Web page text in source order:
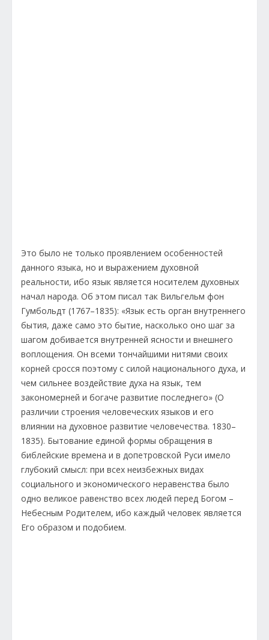
Это было не только проявлением особенностей
данного языка, но и выражением духовной
реальности, ибо язык является носителем духовных
начал народа. Об этом писал так Вильгельм фон
Гумбольдт (1767–1835): «Язык есть орган внутреннего
бытия, даже само это бытие, насколько оно шаг за
шагом добивается внутренней ясности и внешнего
воплощения. Он всеми тончайшими нитями своих
корней сросся поэтому с силой национального духа, и
чем сильнее воздействие духа на язык, тем
закономерней и богаче развитие последнего» (О
различии строения человеческих языков и его
влиянии на духовное развитие человечества. 1830–
1835). Бытование единой формы обращения в
библейские времена и в допетровской Руси имело
глубокий смысл: при всех неизбежных видах
социального и экономического неравенства было
одно великое равенство всех людей перед Богом –
Небесным Родителем, ибо каждый человек является
Его образом и подобием.